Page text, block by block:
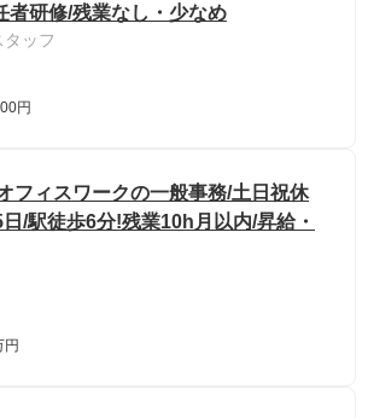
者研修/残業なし・少なめ
ッフ
円
フィスワークの一般事務/土日祝休
/駅徒歩6分!残業10h月以内/昇給・
円